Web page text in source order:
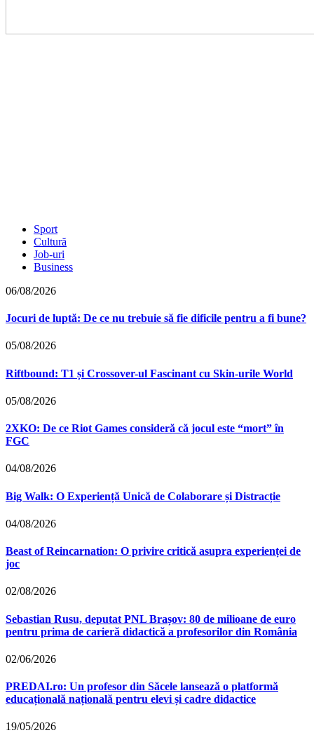
Sport
Cultură
Job-uri
Business
06/08/2026
Jocuri de luptă: De ce nu trebuie să fie dificile pentru a fi bune?
05/08/2026
Riftbound: T1 și Crossover-ul Fascinant cu Skin-urile World
05/08/2026
2XKO: De ce Riot Games consideră că jocul este “mort” în
FGC
04/08/2026
Big Walk: O Experiență Unică de Colaborare și Distracție
04/08/2026
Beast of Reincarnation: O privire critică asupra experienței de
joc
02/08/2026
Sebastian Rusu, deputat PNL Brașov: 80 de milioane de euro
pentru prima de carieră didactică a profesorilor din România
02/06/2026
PREDAI.ro: Un profesor din Săcele lansează o platformă
educațională națională pentru elevi și cadre didactice
19/05/2026